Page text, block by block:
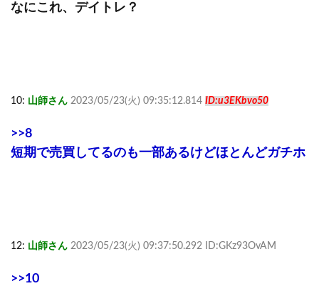
なにこれ、デイトレ？
10: 山師さん 2023/05/23(火) 09:35:12.814 ID:u3EKbvo50
>>8
短期で売買してるのも一部あるけどほとんどガチホ
12: 山師さん 2023/05/23(火) 09:37:50.292 ID:GKz93OvAM
>>10